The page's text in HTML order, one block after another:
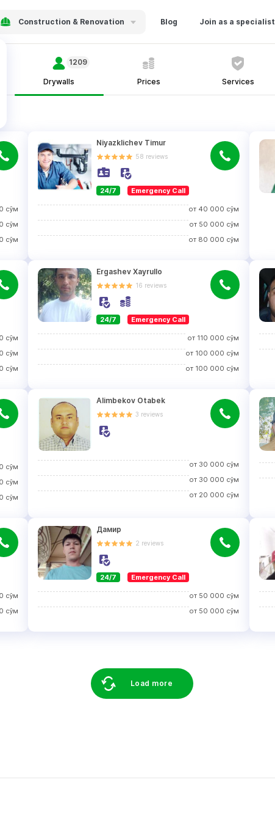
Construction & Renovation Blog Join as a specialist
Drywalls
1209
Prices Services
сўм
сўм
сўм
Niyazklichev Timur
58 reviews
24/7 Emergency Call
от 40 000 сўм
от 50 000 сўм
от 80 000 сўм
сўм
сўм
сўм
Ergashev Xayrullo
16 reviews
24/7 Emergency Call
от 110 000 сўм
от 100 000 сўм
от 100 000 сўм
сўм
сўм
сўм
Alimbekov Otabek
3 reviews
от 30 000 сўм
от 30 000 сўм
от 20 000 сўм
сўм
сўм
Дамир
2 reviews
24/7 Emergency Call
от 50 000 сўм
от 50 000 сўм
Load more